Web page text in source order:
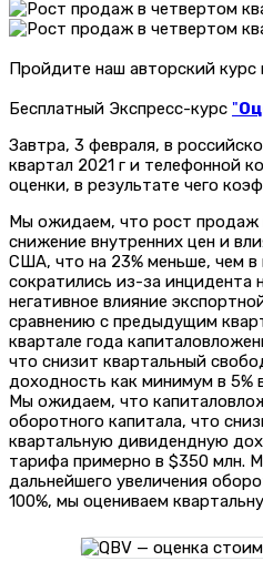
Пройдите наш авторский
Бесплатный Экспресс-курс "
Завтра, 3 февраля, в
квартал 2021 г и телефонной
оценки, в результате чего
Мы ожидаем, что рост продаж
снижение внутренних цен и
США, что на 23% меньше, чем
сократились из-за инцидента
негативное влияние
сравнению с предыдущим
квартале года
что снизит квартальный
доходность как минимум в 5%
Мы ожидаем, что
оборотного капитала, что
квартальную дивидендную
тарифа примерно в $350 млн.
дальнейшего увеличения
100%, мы оцениваем